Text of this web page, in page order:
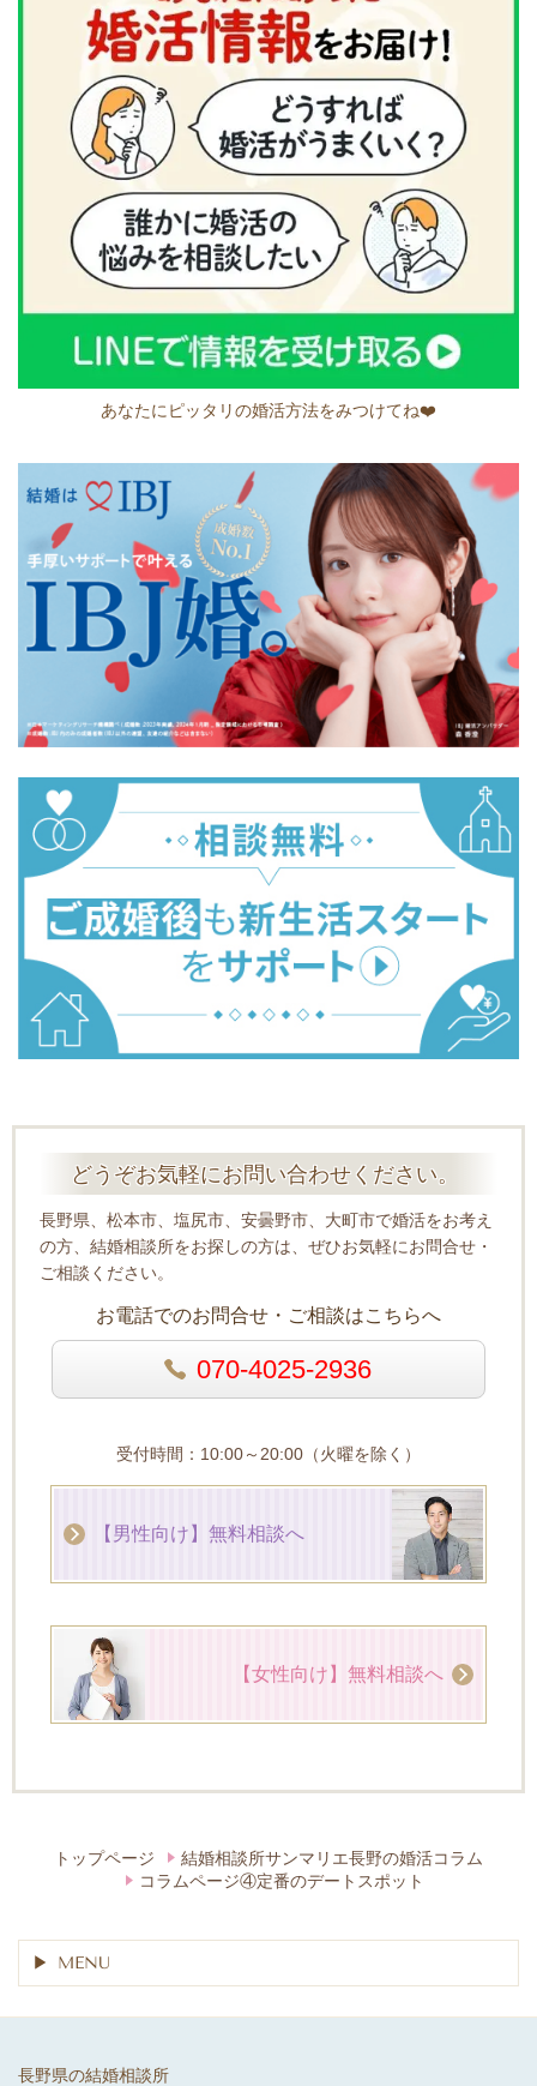
あなたにピッタリの婚活方法をみつけてね❤️
どうぞお気軽にお問い合わせください。
長野県、松本市、塩尻市、安曇野市、大町市で婚活をお考え
の方、結婚相談所をお探しの方は、ぜひお気軽にお問合せ・
ご相談ください。
お電話でのお問合せ・ご相談はこちらへ
070-4025-2936
受付時間：10:00～20:00（火曜を除く）
【男性向け】無料相談へ
【女性向け】無料相談へ
トップページ
結婚相談所サンマリエ長野の婚活コラム
コラムページ④定番のデートスポット
MENU
長野県の結婚相談所